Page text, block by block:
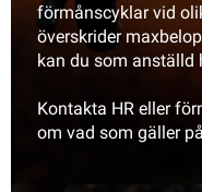
förmånscyklar vid
överskrider
kan du som anställd
Kontakta HR eller
om vad som gäller